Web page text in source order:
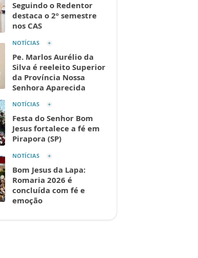
Seguindo o Redentor
destaca o 2º semestre
nos CAS
NOTÍCIAS
Pe. Marlos Aurélio da
Silva é reeleito Superior
da Província Nossa
Senhora Aparecida
NOTÍCIAS
Festa do Senhor Bom
Jesus fortalece a fé em
Pirapora (SP)
NOTÍCIAS
Bom Jesus da Lapa:
Romaria 2026 é
concluída com fé e
emoção